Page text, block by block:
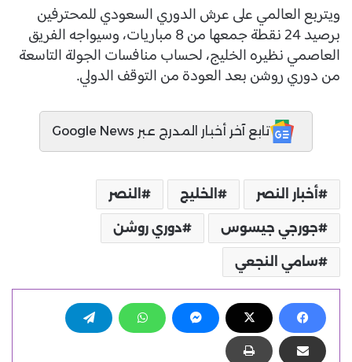
ويتربع العالمي على عرش الدوري السعودي للمحترفين
برصيد 24 نقطة جمعها من 8 مباريات، وسيواجه الفريق
العاصمي نظيره الخليج، لحساب منافسات الجولة التاسعة
من دوري روشن بعد العودة من التوقف الدولي.
تابع آخر أخبار المدرج عبر Google News
أخبار النصر الخليج النصر
جورجي جيسوس دوري روشن
سامي النجعي